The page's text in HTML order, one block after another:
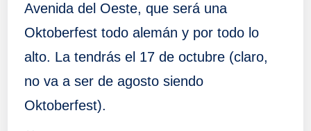
Avenida del Oeste, que será una
Oktoberfest todo alemán y por todo lo
alto. La tendrás el 17 de octubre (claro,
no va a ser de agosto siendo
Oktoberfest).